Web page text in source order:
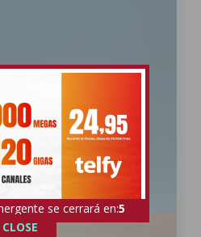
se cerrará en:4
CLOSE